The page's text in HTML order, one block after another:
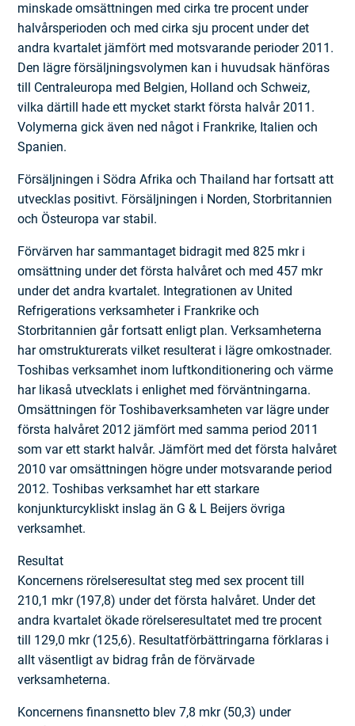
minskade omsättningen med cirka tre procent under
halvårsperioden och med cirka sju procent under det
andra kvartalet jämfört med motsvarande perioder 2011.
Den lägre försäljningsvolymen kan i huvudsak hänföras
till Central­europa med Belgien, Holland och Schweiz,
vilka därtill hade ett mycket starkt första halvår 2011.
Volymerna gick även ned något i Frankrike, Italien och
Spanien.
Försäljningen i Södra Afrika och Thailand har fortsatt att
utvecklas positivt. Försäljningen i Norden, Storbritannien
och Östeuropa var stabil.
Förvärven har sammantaget bidragit med 825 mkr i
omsättning under det första halvåret och med 457 mkr
under det andra kvartalet. Integrationen av United
Refrigerations verksamheter i Frankrike och
Storbritannien går fortsatt enligt plan. Verksamheterna
har omstrukturerats vilket resulterat i lägre omkostnader.
Toshibas verksamhet inom luftkonditionering och värme
har likaså utvecklats i enlighet med förväntningarna.
Omsättningen för Toshibaverksamheten var lägre under
första halvåret 2012 jämfört med samma period 2011
som var ett starkt halvår. Jämfört med det första halvåret
2010 var omsättningen högre under motsvarande period
2012. Toshibas verksamhet har ett starkare
konjunkturcykliskt inslag än G & L Beijers övriga
verksamhet.
Resultat
Koncernens rörelseresultat steg med sex procent till
210,1 mkr (197,8) under det första halvåret. Under det
andra kvartalet ökade rörelseresultatet med tre procent
till 129,0 mkr (125,6). Resultatförbättringarna förklaras i
allt väsentligt av bidrag från de förvärvade
verksamheterna.
Koncernens finansnetto blev 7,8 mkr (50,3) under